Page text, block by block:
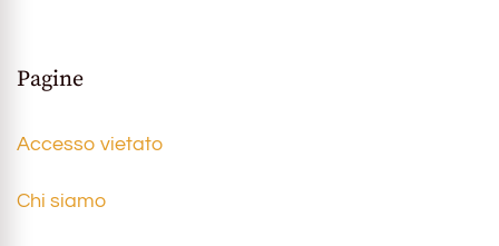
Pagine
Accesso vietato
Chi siamo